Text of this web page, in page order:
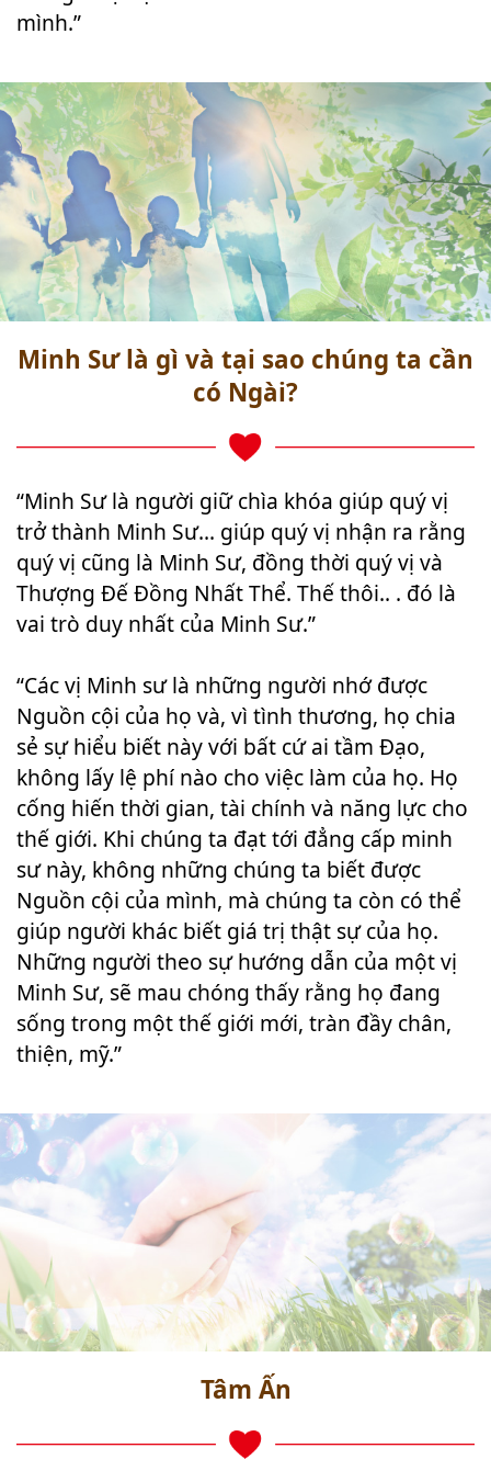
mình.”
Minh Sư là gì và tại sao chúng ta cần
có Ngài?
“Minh Sư là người giữ chìa khóa giúp quý vị
trở thành Minh Sư... giúp quý vị nhận ra rằng
quý vị cũng là Minh Sư, đồng thời quý vị và
Thượng Đế Đồng Nhất Thể. Thế thôi.. . đó là
vai trò duy nhất của Minh Sư.”
“Các vị Minh sư là những người nhớ được
Nguồn cội của họ và, vì tình thương, họ chia
sẻ sự hiểu biết này với bất cứ ai tầm Đạo,
không lấy lệ phí nào cho việc làm của họ. Họ
cống hiến thời gian, tài chính và năng lực cho
thế giới. Khi chúng ta đạt tới đẳng cấp minh
sư này, không những chúng ta biết được
Nguồn cội của mình, mà chúng ta còn có thể
giúp người khác biết giá trị thật sự của họ.
Những người theo sự hướng dẫn của một vị
Minh Sư, sẽ mau chóng thấy rằng họ đang
sống trong một thế giới mới, tràn đầy chân,
thiện, mỹ.”
Tâm Ấn